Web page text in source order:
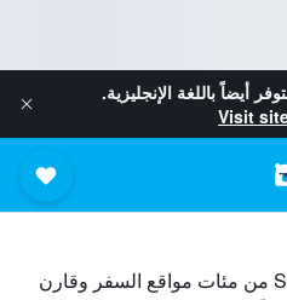
أيضاً باللغة الإنجليزية.
Visit
ابحث عن فنادق في Săvineşti من مئات مواقع السفر وقارن